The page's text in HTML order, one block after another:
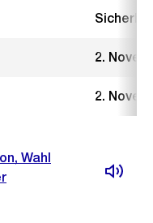
2.
2.
Wahl